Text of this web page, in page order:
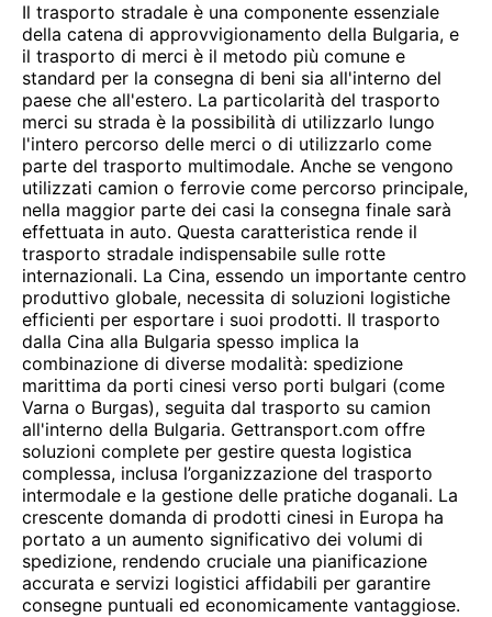
Il trasporto stradale è una componente essenziale
della catena di approvvigionamento della Bulgaria, e
il trasporto di merci è il metodo più comune e
standard per la consegna di beni sia all'interno del
paese che all'estero. La particolarità del trasporto
merci su strada è la possibilità di utilizzarlo lungo
l'intero percorso delle merci o di utilizzarlo come
parte del trasporto multimodale. Anche se vengono
utilizzati camion o ferrovie come percorso principale,
nella maggior parte dei casi la consegna finale sarà
effettuata in auto. Questa caratteristica rende il
trasporto stradale indispensabile sulle rotte
internazionali. La Cina, essendo un importante centro
produttivo globale, necessita di soluzioni logistiche
efficienti per esportare i suoi prodotti. Il trasporto
dalla Cina alla Bulgaria spesso implica la
combinazione di diverse modalità: spedizione
marittima da porti cinesi verso porti bulgari (come
Varna o Burgas), seguita dal trasporto su camion
all'interno della Bulgaria. Gettransport.com offre
soluzioni complete per gestire questa logistica
complessa, inclusa l’organizzazione del trasporto
intermodale e la gestione delle pratiche doganali. La
crescente domanda di prodotti cinesi in Europa ha
portato a un aumento significativo dei volumi di
spedizione, rendendo cruciale una pianificazione
accurata e servizi logistici affidabili per garantire
consegne puntuali ed economicamente vantaggiose.